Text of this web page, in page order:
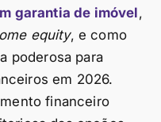
garantia de imóvel,
equity, e como
poderosa para
em 2026.
financeiro